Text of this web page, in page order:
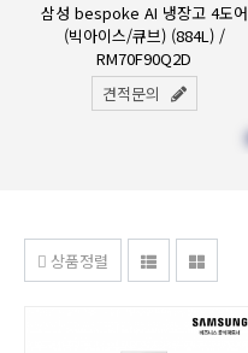
삼성 bespoke AI 냉장고 4도어
(빅아이스/큐브) (884L) /
RM70F90Q2D
견적문의
상품정렬